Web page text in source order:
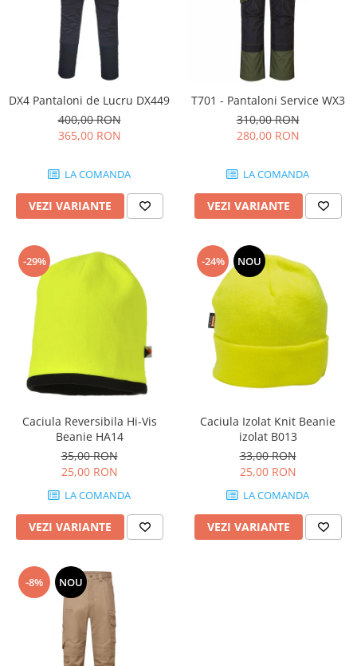
Accesorii rezistente la flacără
Combinezoane
Hanorace
Pantaloni
Salopete cu pieptar
îmbrăcăminte pentru damă
Rezistent la flacăra
îmbrăcăminte asistente/doctori
îmbrăcăminte bucătari
îmbrăcăminte de lucru
înaltă vizibilitate hi-vis
Combinezoane
Hanorace
Jachete
Pantaloni
Pantaloni scurti
Salopetă cu pieptar
Încălțăminte
Bocanci
Pantofi
Sandale
DX4 Pantaloni de Lucru DX449
400,00 RON
365,00 RON
LA COMANDA
VEZI VARIANTE
T701 - Pantaloni Service WX3
310,00 RON
280,00 RON
LA COMANDA
VEZI VARIANTE
-29%
Caciula Reversibila Hi-Vis
Beanie HA14
35,00 RON
25,00 RON
LA COMANDA
VEZI VARIANTE
-24% NOU
Caciula Izolat Knit Beanie
izolat B013
33,00 RON
25,00 RON
LA COMANDA
VEZI VARIANTE
-8% NOU